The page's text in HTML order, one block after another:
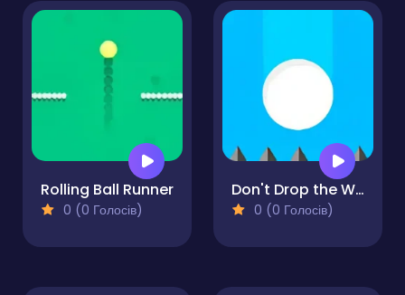
Rolling Ball Runner
0 (0 Голосів)
Don't Drop the White Ball 2
0 (0 Голосів)